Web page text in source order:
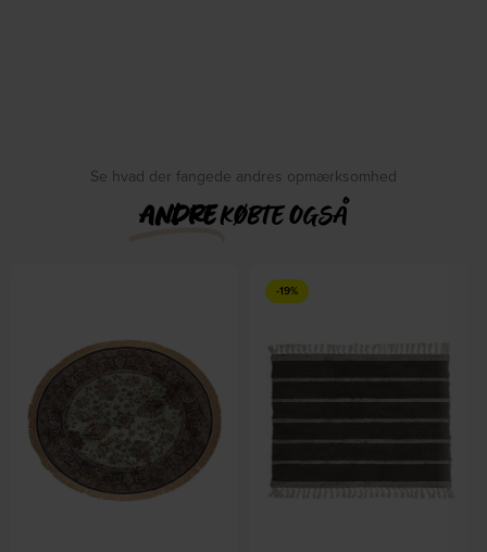
Se hvad der fangede andres opmærksomhed
ANDREKØBTE OGSÅ
-19%